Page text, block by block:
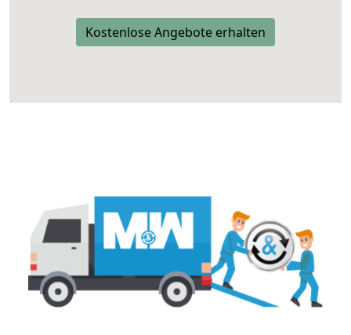
Kostenlose Angebote erhalten